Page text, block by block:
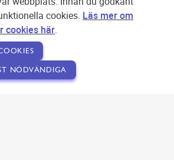
cookies. Läs mer om
cookies här.
NÖDVÄNDIGA